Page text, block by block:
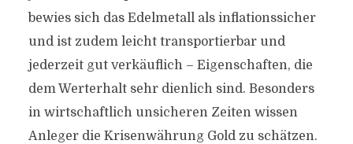
bewies sich das Edelmetall als inflationssicher
und ist zudem leicht transportierbar und
jederzeit gut verkäuflich – Eigenschaften, die
dem Werterhalt sehr dienlich sind. Besonders
in wirtschaftlich unsicheren Zeiten wissen
Anleger die Krisenwährung Gold zu schätzen.